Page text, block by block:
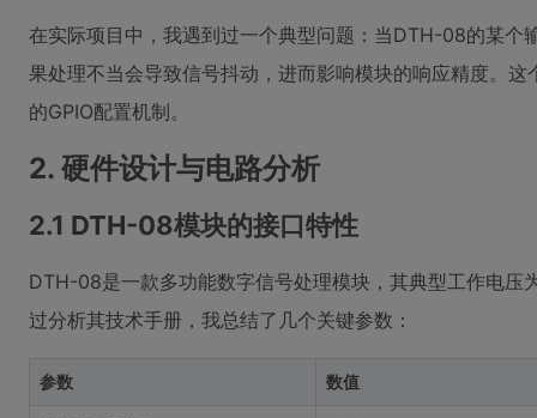
在实际项目中，我遇到过一个典型问题：当DTH-08的某个
果处理不当会导致信号抖动，进而影响模块的响应精度。
的GPIO配置机制。
2. 硬件设计与电路分析
2.1 DTH-08模块的接口特性
DTH-08是一款多功能数字信号处理模块，其典型工作电压
过分析其技术手册，我总结了几个关键参数：
参数 数值